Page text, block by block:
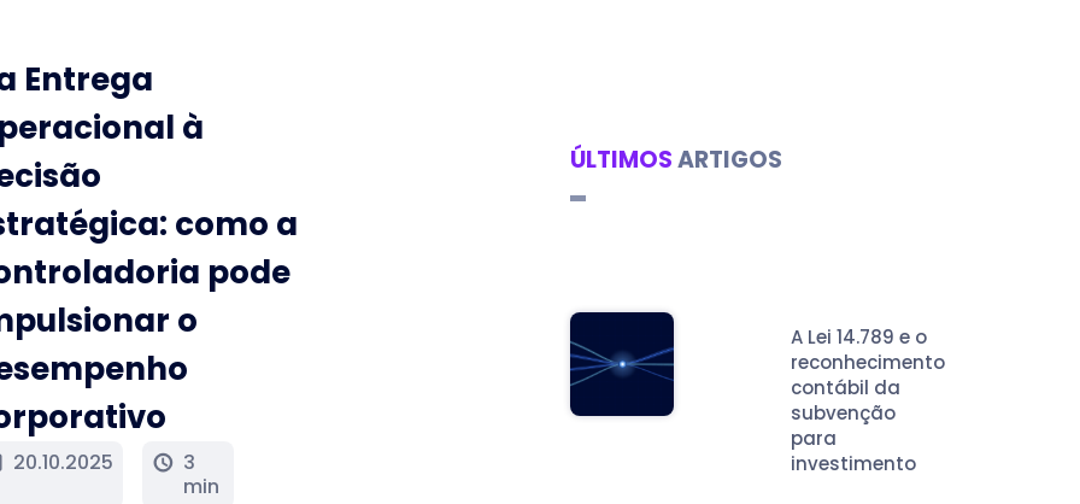
Entrega
à
como a
pode
o
20.10.2025 schedule 3
min
ÚLTIMOSARTIGOS
A Lei 14.789 e o
reconhecimento
contábil da
subvenção
para
investimento